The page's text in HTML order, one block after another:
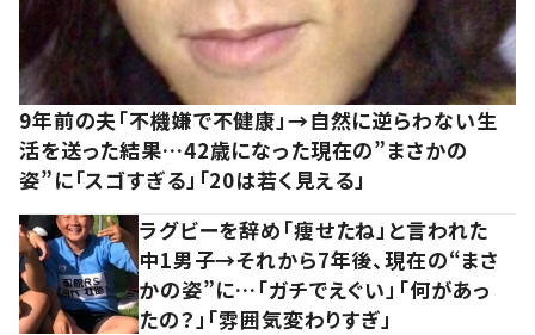
9年前の夫「不機嫌で不健康」→自然に逆らわない生
活を送った結果…42歳になった現在の”まさかの
姿”に「スゴすぎる」「20は若く見える」
ラグビーを辞め「痩せたね」と言われた
中1男子→それから7年後、現在の“まさ
かの姿”に…「ガチでえぐい」「何があっ
たの？」「雰囲気変わりすぎ」